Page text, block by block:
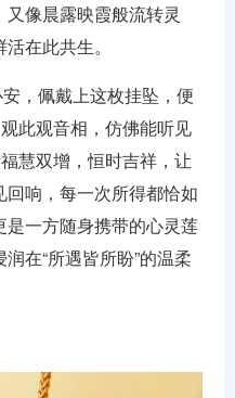
像晨露映霞般流转灵
在此共生。
，佩戴上这枚挂坠，便
此观音相，仿佛能听见
慧双增，恒时吉祥，让
响，每一次所得都恰如
一方随身携带的心灵莲
在“所遇皆所盼”的温柔